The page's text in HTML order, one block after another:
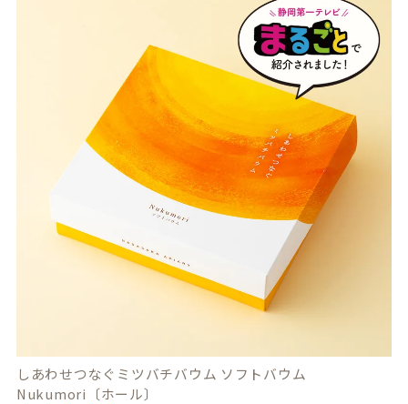
しあわせつなぐミツバチバウム ソフトバウム
Nukumori〔ホール〕